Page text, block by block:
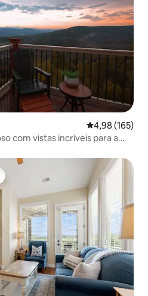
Classificação
4,98 (165)
com vistas incríveis para a
apreciados